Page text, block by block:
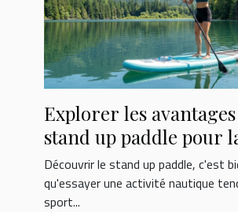
Explorer les
stand up paddle pour
et le bien-être
Découvrir le stand up paddle, c'est
qu'essayer une activité nautique
sport...